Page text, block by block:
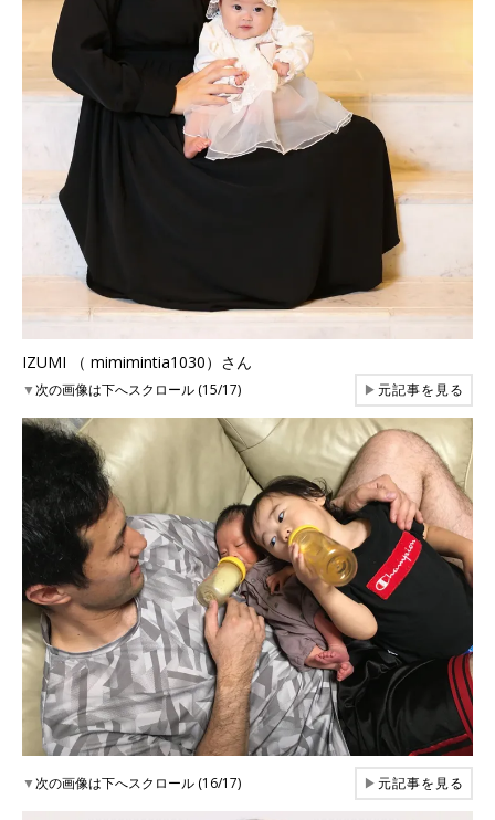
IZUMI （ mimimintia1030）さん
▼次の画像は下へスクロール (15/17) ▶元記事を見る
▼次の画像は下へスクロール (16/17) ▶元記事を見る